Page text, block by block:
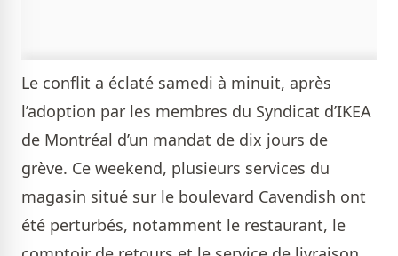
Le conflit a éclaté samedi à minuit, après
l’adoption par les membres du Syndicat d’IKEA
de Montréal d’un mandat de dix jours de
grève. Ce weekend, plusieurs services du
magasin situé sur le boulevard Cavendish ont
été perturbés, notamment le restaurant, le